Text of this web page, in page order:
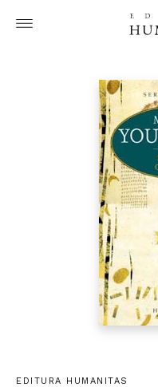
EDITURA HUMANITAS